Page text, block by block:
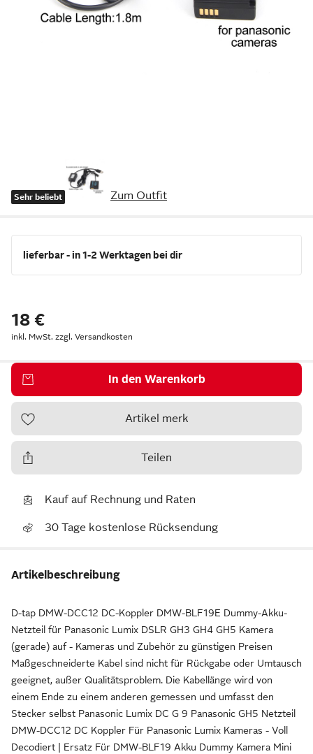
Sehr beliebt Zum Outfit
lieferbar - in 1-2 Werktagen bei dir
18 €
inkl. MwSt. zzgl. Versandkosten
In den Warenkorb
Artikel merk
Teilen
Kauf auf Rechnung und Raten
30 Tage kostenlose Rücksendung
Artikelbeschreibung
D-tap DMW-DCC12 DC-Koppler DMW-BLF19E Dummy-Akku-
Netzteil für Panasonic Lumix DSLR GH3 GH4 GH5 Kamera
(gerade) auf - Kameras und Zubehör zu günstigen Preisen
Maßgeschneiderte Kabel sind nicht für Rückgabe oder Umtausch
geeignet, außer Qualitätsproblem. Die Kabellänge wird von
einem Ende zu einem anderen gemessen und umfasst den
Stecker selbst Panasonic Lumix DC G 9 Panasonic GH5 Netzteil
DMW-DCC12 DC Koppler Für Panasonic Lumix Kameras - Voll
Decodiert | Ersatz Für DMW-BLF19 Akku Dummy Kamera Mini